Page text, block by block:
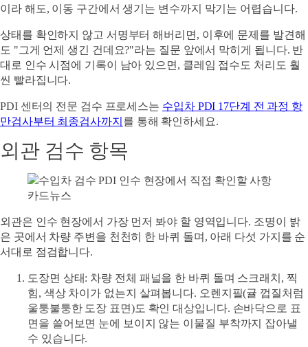
이라 해도, 이동 구간에서 생기는 변수까지 막기는 어렵습니다.
상태를 확인하지 않고 서명부터 해버리면, 이후에 문제를 발견해
도 "그게 언제 생긴 건데요?"라는 질문 앞에서 막히게 됩니다. 반
대로 인수 시점에 기록이 남아 있으면, 클레임 접수도 처리도 훨
씬 빨라집니다.
PDI 센터의 전문 검수 프로세스는 수입차 PDI 17단계 전 과정 항
만검사부터 최종검사까지 를 통해 확인하세요.
외관 검수 항목
외관은 인수 현장에서 가장 먼저 봐야 할 영역입니다. 조명이 밝
은 곳에서 차량 주변을 천천히 한 바퀴 돌며, 아래 다섯 가지를 순
서대로 점검합니다.
도장면 상태: 차량 전체 패널을 한 바퀴 돌며 스크래치, 찍
힘, 색상 차이가 없는지 살펴봅니다. 오렌지필(귤 껍질처럼
울퉁불퉁한 도장 표면)도 확인 대상입니다. 손바닥으로 표
면을 쓸어보면 눈에 보이지 않는 이물질 부착까지 잡아낼
수 있습니다.